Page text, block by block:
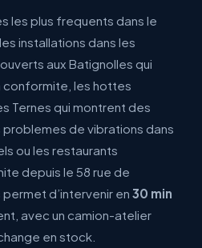
les plus frequents dans le
installations dans les
aux Batignolles qui
conformite, les hottes
Ternes qui montrent des
de vibrations dans
ou les restaurants
depuis le 58 rue de
d’intervenir en 30 min
avec un camion-atelier
en stock.